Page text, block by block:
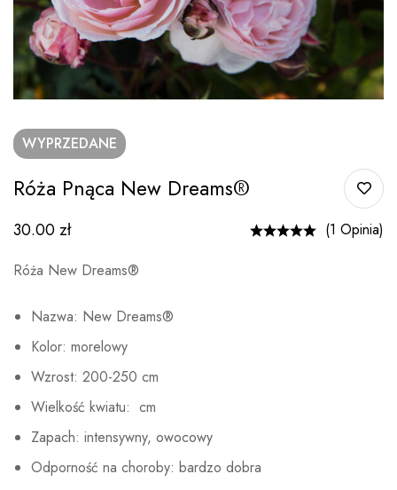
WYPRZEDANE
Róża Pnąca New Dreams®
30.00zł
(1 Opinia)
Róża New Dreams®
Nazwa: New Dreams®
Kolor: morelowy
Wzrost: 200-250 cm
Wielkość kwiatu: cm
Zapach: intensywny, owocowy
Odporność na choroby: bardzo dobra